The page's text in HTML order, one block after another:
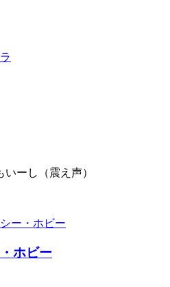
ーし（震え声）
ホビー